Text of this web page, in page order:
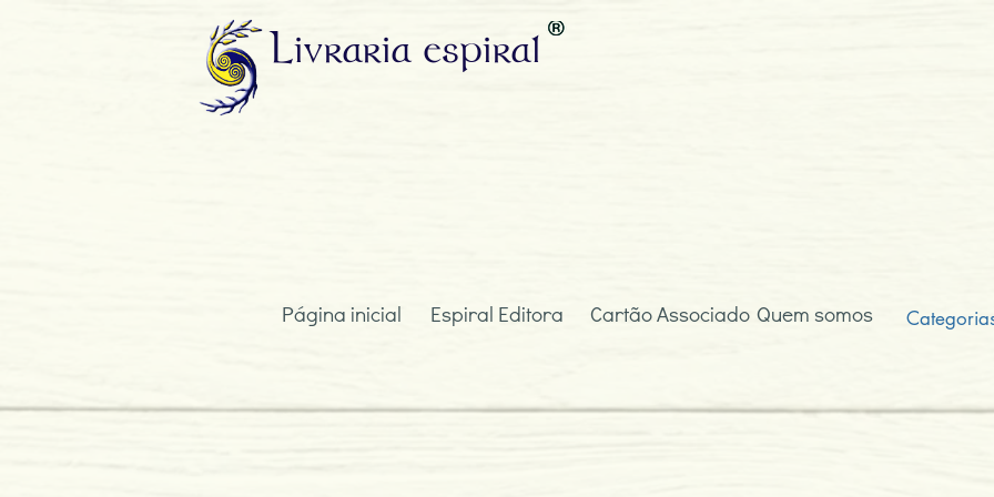
Livraria espiral
Página inicial Espiral Editora Cartão Associado Quem somos